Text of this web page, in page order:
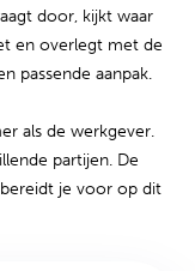
door, kijkt waar
en overlegt met de
passende aanpak.
als de werkgever.
partijen. De
je voor op dit